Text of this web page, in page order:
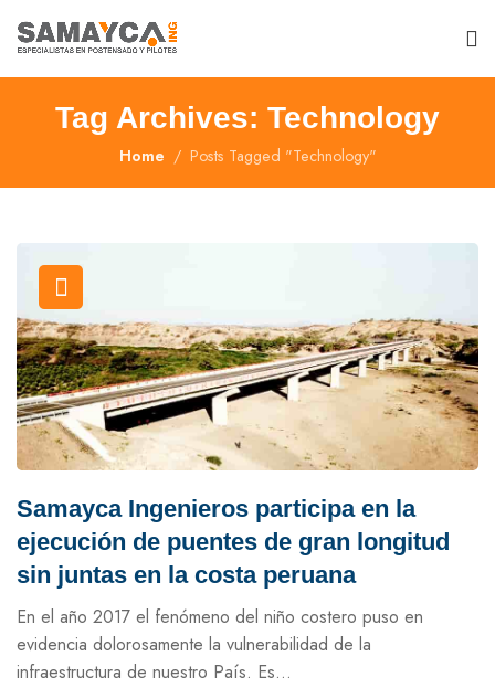
Tag Archives: Technology
Home Posts Tagged "Technology"
Samayca Ingenieros participa en la
ejecución de puentes de gran longitud
sin juntas en la costa peruana
En el año 2017 el fenómeno del niño costero puso en
evidencia dolorosamente la vulnerabilidad de la
infraestructura de nuestro País. Es...